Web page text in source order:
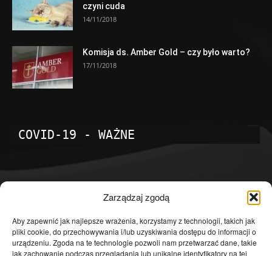
Zarządzaj zgodą
Aby zapewnić jak najlepsze wrażenia, korzystamy z technologii, takich jak
pliki cookie, do przechowywania i/lub uzyskiwania dostępu do informacji o
urządzeniu. Zgoda na te technologie pozwoli nam przetwarzać dane, takie
jak zachowanie podczas przeglądania lub unikalne identyfikatory na tej
czyni cuda
14/11/2018
Komisja ds. Amber Gold – czy było warto?
17/11/2018
COVID-19 - WAŻNE
Temat dnia
4602
Publicystyka
4364